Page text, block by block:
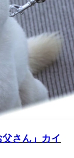
さん」カイ